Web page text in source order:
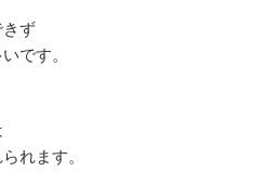
きず
です。
れます。